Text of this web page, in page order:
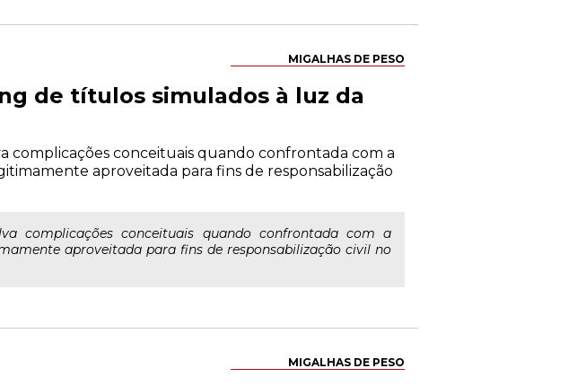
MIGALHAS DE PESO
de títulos simulados à luz da
complicações conceituais quando confrontada com a
aproveitada para fins de responsabilização
complicações conceituais quando confrontada com a
aproveitada para fins de responsabilização civil no
MIGALHAS DE PESO